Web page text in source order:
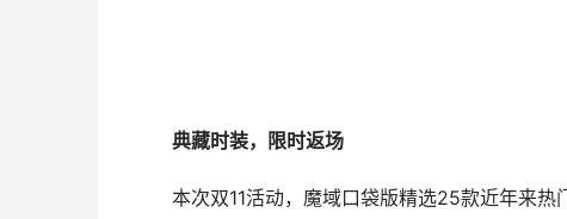
典藏时装，限时返场
本次双11活动，魔域口袋版精选25款近年来热